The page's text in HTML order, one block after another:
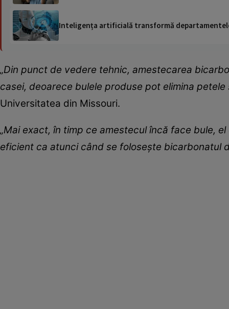
Inteligența artificială transformă
„Din punct de vedere tehnic, amestecarea
casei, deoarece bulele produse pot elimina
Universitatea din Missouri.
„Mai exact, în timp ce amestecul încă face bule,
eficient ca atunci când se folosește bicarbonatul